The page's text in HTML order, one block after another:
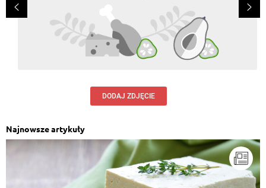
DODAJ ZDJĘCIE
Najnowsze artykuły